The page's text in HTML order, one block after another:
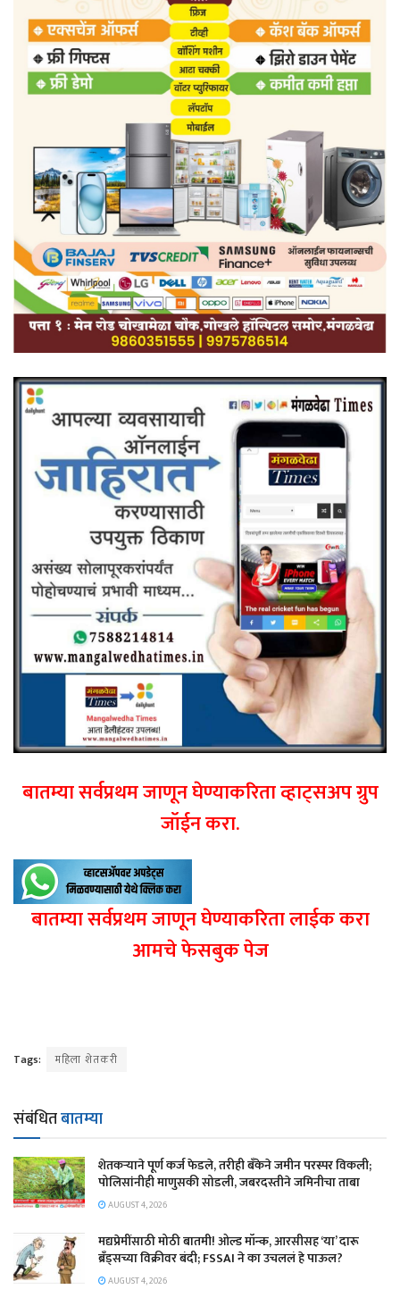
बातम्या सर्वप्रथम जाणून घेण्याकरिता व्हाट्सअप ग्रुप
जॉईन करा.
बातम्या सर्वप्रथम जाणून घेण्याकरिता लाईक करा
आमचे फेसबुक पेज
Tags: महिला शेतकरी
संबंधितबातम्या
शेतकऱ्याने पूर्ण कर्ज फेडले, तरीही बँकेने जमीन परस्पर विकली;
पोलिसांनीही माणुसकी सोडली, जबरदस्तीने जमिनीचा ताबा
AUGUST 4, 2026
मद्यप्रेमींसाठी मोठी बातमी! ओल्ड मॉन्क, आरसीसह ‘या’ दारू
ब्रँड्सच्या विक्रीवर बंदी; FSSAI ने का उचललं हे पाऊल?
AUGUST 4, 2026